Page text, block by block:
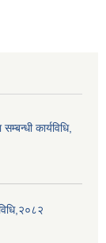
कार्यविधि,